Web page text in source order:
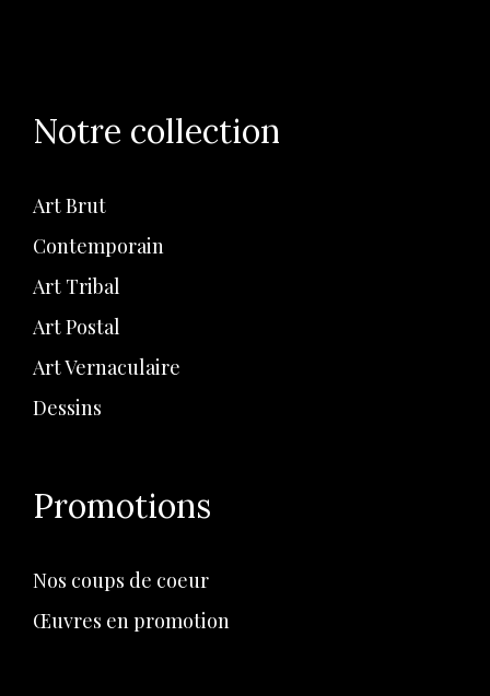
Notre collection
Art Brut
Contemporain
Art Tribal
Art Postal
Art Vernaculaire
Dessins
Promotions
Nos coups de coeur
Œuvres en promotion